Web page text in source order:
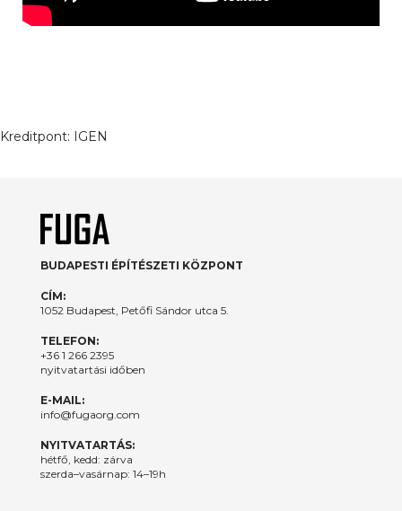
Kreditpont: IGEN
BUDAPESTI ÉPÍTÉSZETI KÖZPONT
CÍM:
1052 Budapest, Petőfi Sándor utca 5.
TELEFON:
+36 1 266 2395
nyitvatartási időben
E-MAIL:
info@fugaorg.com
NYITVATARTÁS:
hétfő, kedd: zárva
szerda–vasárnap: 14–19h